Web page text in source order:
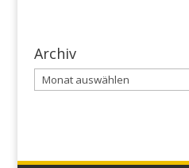
Archiv
Archiv